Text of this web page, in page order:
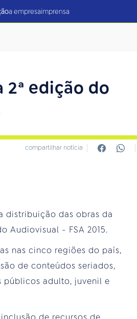
a empresaimprensa
edição do
compartilhar notícia
distribuição das obras da
Audiovisual - FSA 2015.
nas cinco regiões do país,
de conteúdos seriados,
públicos adulto, juvenil e